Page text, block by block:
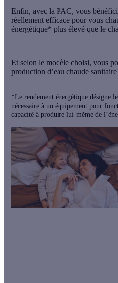
Enfin, avec la PAC, vous
réellement efficace pour vous
énergétique* plus élevé que le
Et selon le modèle choisi, vous
production d’eau chaude sanitaire
*Le rendement énergétique désigne
nécessaire à un équipement pour
capacité à produire lui-même de